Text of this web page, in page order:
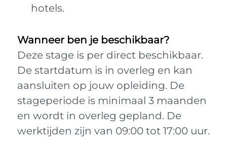
hotels.
Wanneer ben je beschikbaar?
Deze stage is per direct beschikbaar.
De startdatum is in overleg en kan
aansluiten op jouw opleiding. De
stageperiode is minimaal 3 maanden
en wordt in overleg gepland. De
werktijden zijn van 09:00 tot 17:00 uur.